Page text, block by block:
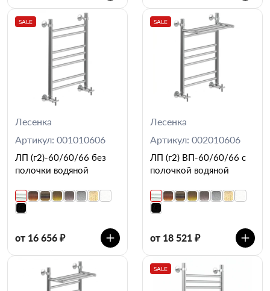
SALE
Лесенка
Артикул: 001010606
ЛП (г2)-60/60/66 без
полочки водяной
от 16 656 ₽
SALE
Лесенка
Артикул: 002010606
ЛП (г2) ВП-60/60/66 с
полочкой водяной
от 18 521 ₽
SALE